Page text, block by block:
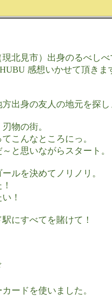
北見市）出身のるべしべ
感想いかせて頂きま
出身の友人の地元を探し
物の街。
こんなところにっ。
と思いながらスタート。
ルを決めてノリノリ。
！
にすべてを賭けて！
ードを使いました。